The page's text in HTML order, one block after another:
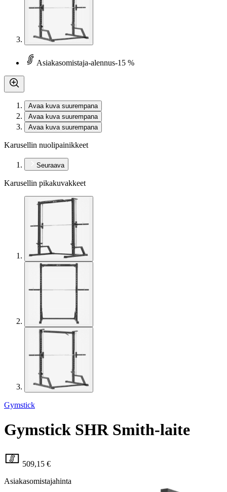
Asiakasomistaja-alennus-15 %
Avaa kuva suurempana
Avaa kuva suurempana
Avaa kuva suurempana
Karusellin nuolipainikkeet
Seuraava
Karusellin pikakuvakkeet
Gymstick
Gymstick SHR Smith-laite
509,15 €
Asiakasomistajahinta